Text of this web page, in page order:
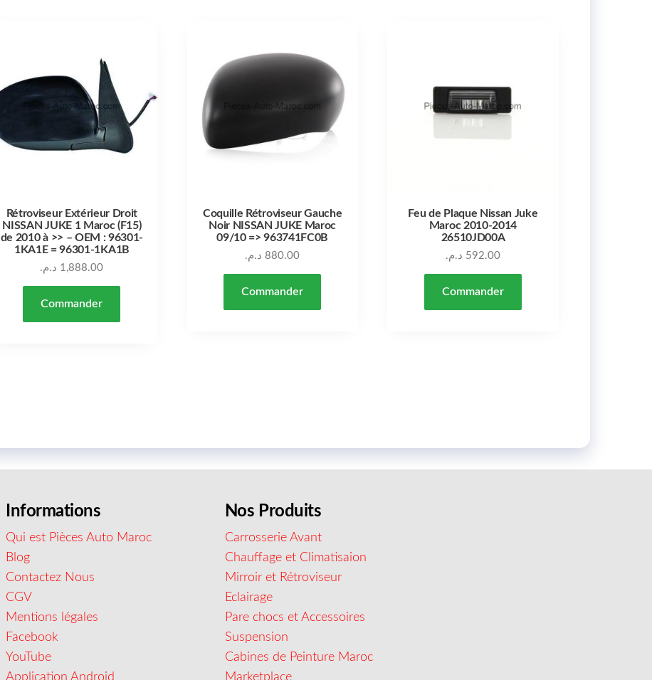
Rétroviseur Extérieur Droit
NISSAN JUKE 1 Maroc (F15)
de 2010 à >> – OEM : 96301-
1KA1E = 96301-1KA1B
1,888.00 د.م.
Commander
Coquille Rétroviseur Gauche
Noir NISSAN JUKE Maroc
09/10 => 963741FC0B
880.00 د.م.
Commander
Feu de Plaque Nissan Juke
Maroc 2010-2014
26510JD00A
592.00 د.م.
Commander
Informations
Qui est Pièces Auto Maroc
Blog
Contactez Nous
CGV
Mentions légales
Facebook
YouTube
Application Android
Nos Produits
Carrosserie Avant
Chauffage et Climatisaion
Mirroir et Rétroviseur
Eclairage
Pare chocs et Accessoires
Suspension
Cabines de Peinture Maroc
Marketplace